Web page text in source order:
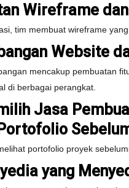
Wireframe
tim membuat wireframe
Website
mencakup pembuatan
di berbagai perangkat.
Jasa
portofolio proyek
yang